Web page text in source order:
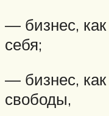
— бизнес, как
себя;
— бизнес,
свободы,